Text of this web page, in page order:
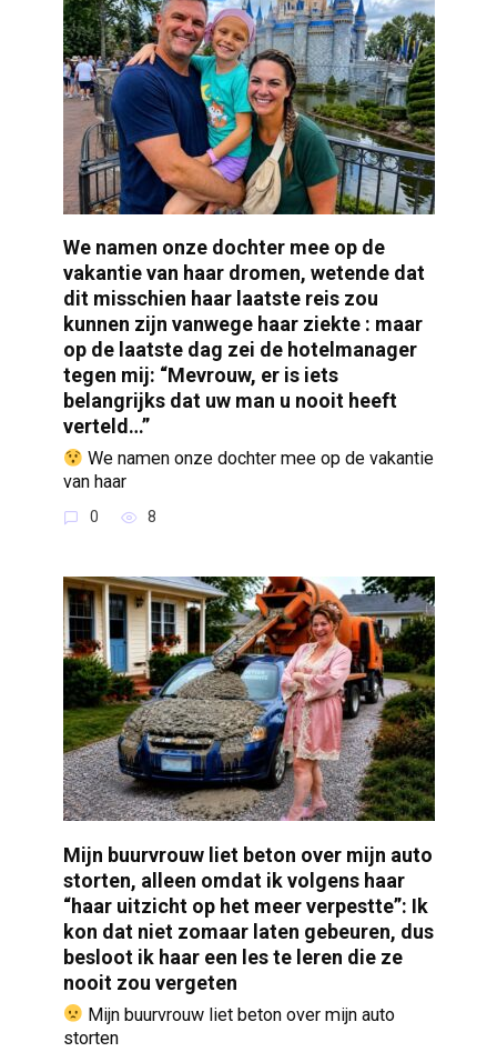
We namen onze dochter mee op de
vakantie van haar dromen, wetende dat
dit misschien haar laatste reis zou
kunnen zijn vanwege haar ziekte : maar
op de laatste dag zei de hotelmanager
tegen mij: “Mevrouw, er is iets
belangrijks dat uw man u nooit heeft
verteld…”
We namen onze dochter mee op de vakantie
van haar
0 8
Mijn buurvrouw liet beton over mijn auto
storten, alleen omdat ik volgens haar
“haar uitzicht op het meer verpestte”: Ik
kon dat niet zomaar laten gebeuren, dus
besloot ik haar een les te leren die ze
nooit zou vergeten
Mijn buurvrouw liet beton over mijn auto
storten